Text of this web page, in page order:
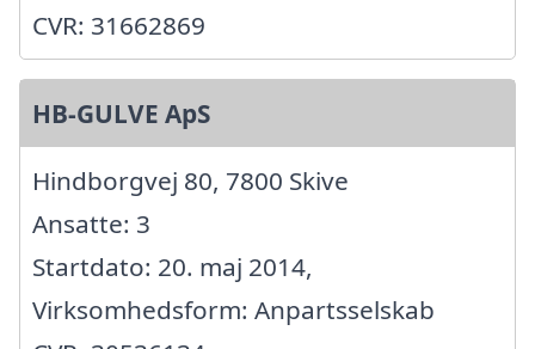
CVR: 31662869
HB-GULVE ApS
Hindborgvej 80, 7800 Skive
Ansatte: 3
Startdato: 20. maj 2014,
Virksomhedsform: Anpartsselskab